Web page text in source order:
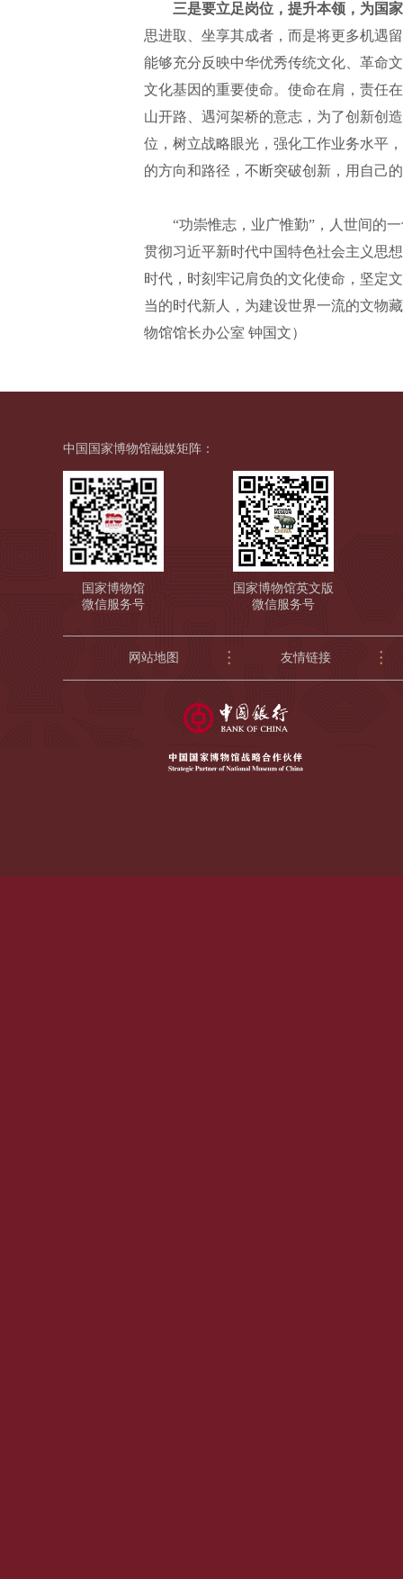
三是要立足岗位，提升本领，为国
思进取、坐享其成者，而是将更多机遇
能够充分反映中华优秀传统文化、革命
文化基因的重要使命。使命在肩，责任
山开路、遇河架桥的意志，为了创新创
位，树立战略眼光，强化工作业务水平
的方向和路径，不断突破创新，用自己
“功崇惟志，业广惟勤”，人世间的
贯彻习近平新时代中国特色社会主义思
时代，时刻牢记肩负的文化使命，坚定
当的时代新人，为建设世界一流的文物
物馆馆长办公室 钟国文）
中国国家博物馆融媒矩阵 ：
国家博物馆
微信服务号
国家博物馆英文版
微信服务号
网站地图 友情链接